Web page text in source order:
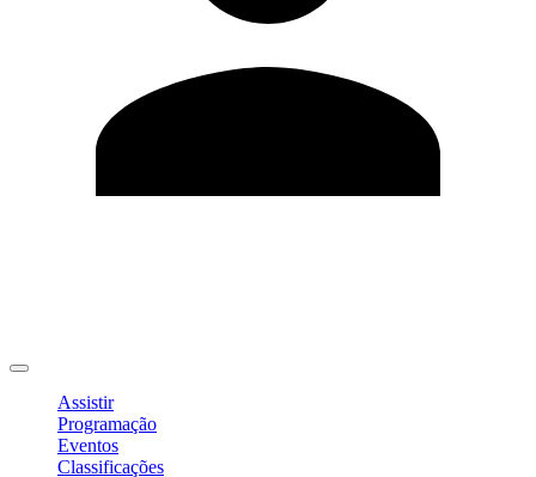
Assistir
Programação
Eventos
Classificações